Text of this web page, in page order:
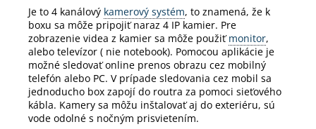
Je to 4 kanálový kamerový systém, to znamená, že k
boxu sa môže pripojiť naraz 4 IP kamier. Pre
zobrazenie videa z kamier sa môže použiťmonitor,
alebo televízor ( nie notebook). Pomocou aplikácie je
možné sledovať online prenos obrazu cez mobilný
telefón alebo PC. V prípade sledovania cez mobil sa
jednoducho box zapojí do routra za pomoci sieťového
kábla. Kamery sa môžu inštalovať aj do exteriéru, sú
vode odolné s nočným prisvietením.